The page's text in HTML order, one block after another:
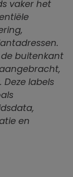
vaker het
buitenkant
labels
en